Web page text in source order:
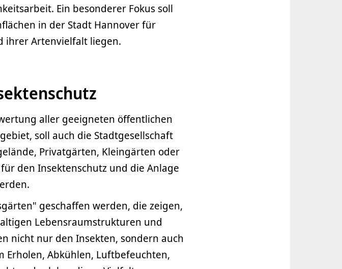
Ein besonderer Fokus soll
in der Stadt Hannover für
ihrer Artenvielfalt liegen.
aller geeigneten öffentlichen
soll auch die Stadtgesellschaft
Privatgärten, Kleingärten oder
den Insektenschutz und die Anlage
geschaffen werden, die zeigen,
Lebensraumstrukturen und
nicht nur den Insekten, sondern auch
Erholen, Abkühlen, Luftbefeuchten,